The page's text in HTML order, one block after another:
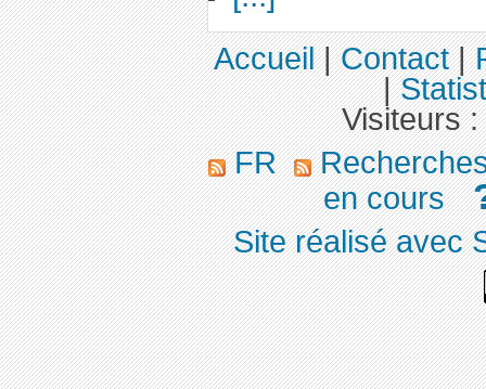
Accueil|Contact|
|
Visiteurs :
FR
en cours
Site réalisé avec